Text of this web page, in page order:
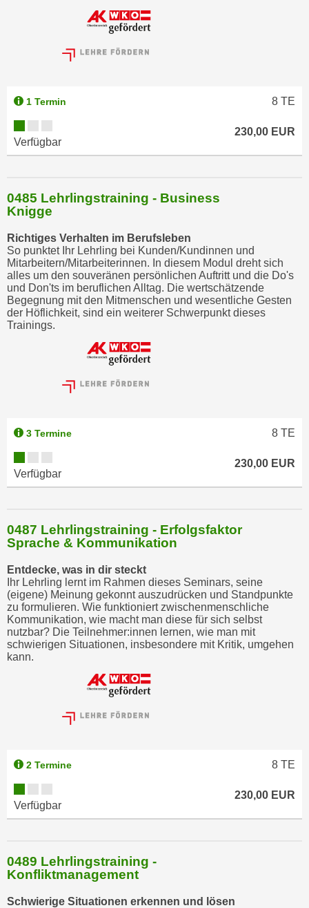
1 Termin 8 TE
Verfügbar
230,00 EUR
0485 Lehrlingstraining - Business
Knigge
Richtiges Verhalten im Berufsleben
So punktet Ihr Lehrling bei Kunden/Kundinnen und
Mitarbeitern/Mitarbeiterinnen. In diesem Modul dreht sich
alles um den souveränen persönlichen Auftritt und die Do's
und Don'ts im beruflichen Alltag. Die wertschätzende
Begegnung mit den Mitmenschen und wesentliche Gesten
der Höflichkeit, sind ein weiterer Schwerpunkt dieses
Trainings.
3 Termine 8 TE
Verfügbar
230,00 EUR
0487 Lehrlingstraining - Erfolgsfaktor
Sprache & Kommunikation
Entdecke, was in dir steckt
Ihr Lehrling lernt im Rahmen dieses Seminars, seine
(eigene) Meinung gekonnt auszudrücken und Standpunkte
zu formulieren. Wie funktioniert zwischenmenschliche
Kommunikation, wie macht man diese für sich selbst
nutzbar? Die Teilnehmer:innen lernen, wie man mit
schwierigen Situationen, insbesondere mit Kritik, umgehen
kann.
2 Termine 8 TE
Verfügbar
230,00 EUR
0489 Lehrlingstraining -
Konfliktmanagement
Schwierige Situationen erkennen und lösen